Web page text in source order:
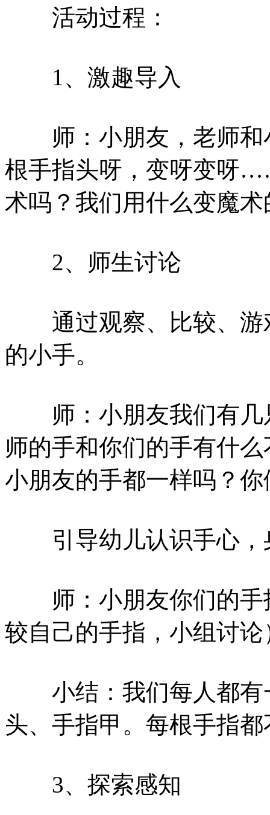
活动过程：
1、激趣导入
师：小朋友，老师和
根手指头呀，变呀变呀
术吗？我们用什么变魔术
2、师生讨论
通过观察、比较、游
的小手。
师：小朋友我们有几
师的手和你们的手有什
小朋友的手都一样吗？
引导幼儿认识手心，
师：小朋友你们的手
较自己的手指，小组讨论
小结：我们每人都有
头、手指甲。每根手指
3、探索感知